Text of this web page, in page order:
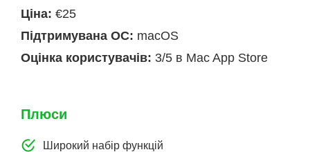
Ціна: €25
Підтримувана ОС: macOS
Оцінка користувачів: 3/5 в Mac App Store
Плюси
Широкий набір функцій